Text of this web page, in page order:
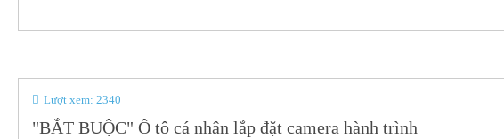
Lượt xem: 2340
"BẮT BUỘC" Ô tô cá nhân lắp đặt camera hành trình